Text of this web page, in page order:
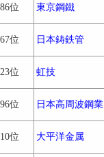
位 東京鋼鐵
位 日本鋳鉄管
位 虹技
位 日本高周波鋼業
位 大平洋金属